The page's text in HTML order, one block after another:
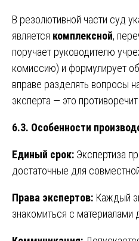
В резолютивной части суд
является комплексной,
поручает руководителю
комиссию) и формулирует
вправе разделять вопросы
эксперта — это
6.3. Особенности
Единый срок: Экспертиза
достаточные для
Права экспертов: Каждый
знакомиться с материалами